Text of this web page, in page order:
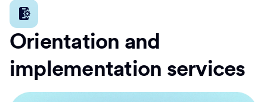
Orientation and
implementation services